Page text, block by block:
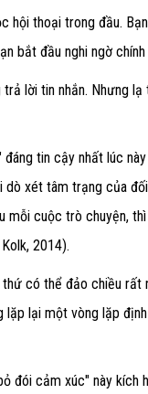
hội thoại trong đầu.
bắt đầu nghi ngờ
lời tin nhắn. Nhưng
tin cậy nhất lúc
xét tâm trạng của
mỗi cuộc trò chuyện,
2014).
có thể đảo chiều rất
lặp lại một vòng lặp
đói cảm xúc" này kích